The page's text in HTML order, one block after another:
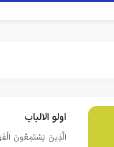
اولو الالباب
الَّذِينَ يَسْتَمِعُونَ